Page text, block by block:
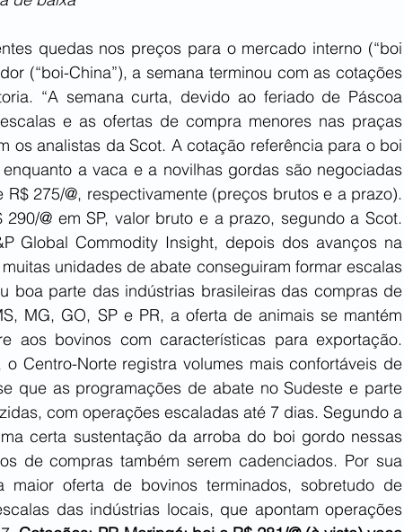
quedas nos preços para o mercado interno (“boi
(“boi-China”), a semana terminou com as cotações
“A semana curta, devido ao feriado de Páscoa
e as ofertas de compra menores nas praças
os analistas da Scot. A cotação referência para o boi
enquanto a vaca e a novilhas gordas são negociadas
275/@, respectivamente (preços brutos e a prazo).
@ em SP, valor bruto e a prazo, segundo a Scot.
Global Commodity Insight, depois dos avanços na
unidades de abate conseguiram formar escalas
boa parte das indústrias brasileiras das compras de
MG, GO, SP e PR, a oferta de animais se mantém
aos bovinos com características para exportação.
Centro-Norte registra volumes mais confortáveis de
que as programações de abate no Sudeste e parte
com operações escaladas até 7 dias. Segundo a
certa sustentação da arroba do boi gordo nessas
de compras também serem cadenciados. Por sua
maior oferta de bovinos terminados, sobretudo de
das indústrias locais, que apontam operações